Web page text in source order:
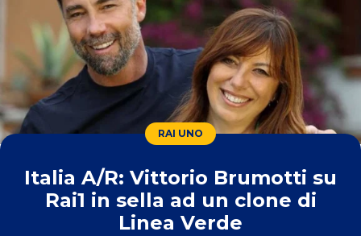
RAI UNO
Italia A/R: Vittorio Brumotti su
Rai1 in sella ad un clone di
Linea Verde